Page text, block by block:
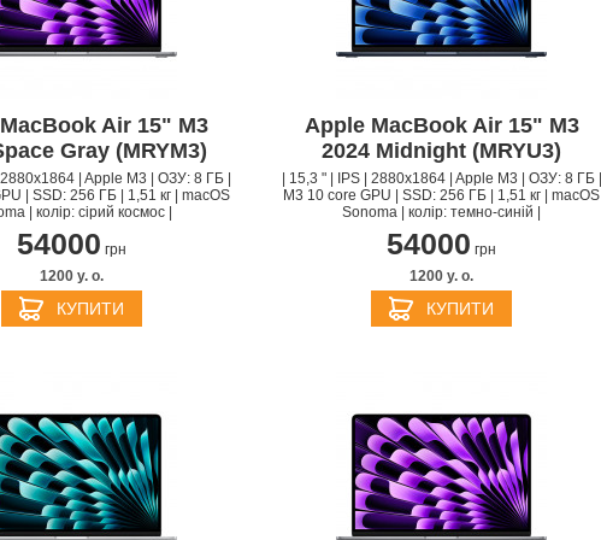
IPHONE 16 PRO APPLE IPHONE 16 PLUS
IPHONE 15 PRO APPLE IPHONE 15 PLUS
2025
APPLE MACBOOK AIR M3
2024
IPAD MINI 7 2024 APPLE IPAD AIR M2 2024
MAGIC TRACKPAD APPLE HOMEPOD MINI
ЗАРЯДНІ
ПРИСТРОЇ
АДАПТЕРИ ТА ЗАРЯДКИ
Air 15" M3
Gray (MRYM3)
2880x1864 | Apple M3 | ОЗУ: 8 ГБ |
| SSD: 256 ГБ | 1,51 кг | macOS
| колір: сірий космос |
54000 грн
1200 y. о.
КУПИТИ
Apple MacBook Air 15" M3
2024 Midnight (MRYU3)
| 15,3 " | IPS | 2880x1864 | Apple M3 | ОЗУ: 8 ГБ |
M3 10 core GPU | SSD: 256 ГБ | 1,51 кг | macOS
Sonoma | колір: темно-синій |
54000 грн
1200 y. о.
КУПИТИ